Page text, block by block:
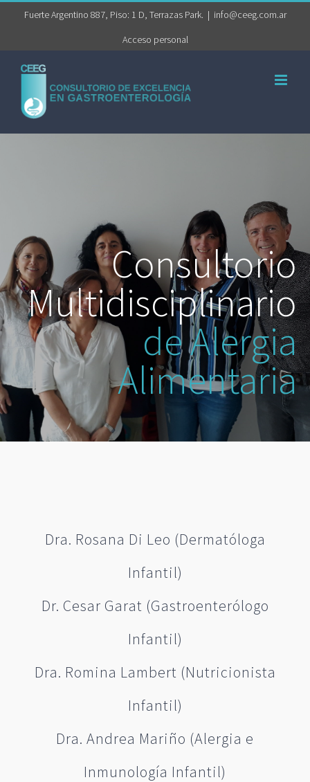
SaltarFuerte Argentino 887, Piso: 1 D, Terrazas Park. | info@ceeg.com.ar
Acceso personal
Consultorio
Multidisciplinario
de Alergia
Alimentaria
Dra. Rosana Di Leo (Dermatóloga
Infantil)
Dr. Cesar Garat (Gastroenterólogo
Infantil)
Dra. Romina Lambert (Nutricionista
Infantil)
Dra. Andrea Mariño (Alergia e
Inmunología Infantil)